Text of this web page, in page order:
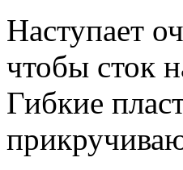
Наступает
чтобы сток
Гибкие